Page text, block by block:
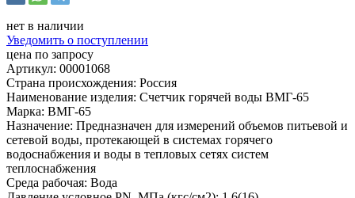
нет в наличии
Уведомить о поступлении
цена по запросу
Артикул: 00001068
Страна происхождения: Россия
Наименование изделия: Счетчик горячей воды ВМГ-65
Марка: ВМГ-65
Назначение: Предназначен для измерений объемов питьевой и
сетевой воды, протекающей в системах горячего
водоснабжения и воды в тепловых сетях систем
теплоснабжения
Среда рабочая: Вода